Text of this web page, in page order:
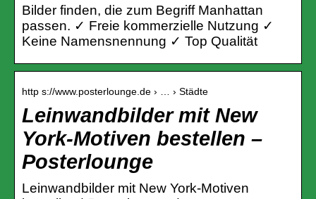
Bilder finden, die zum Begriff Manhattan
passen. ✓ Freie kommerzielle Nutzung ✓
Keine Namensnennung ✓ Top Qualität
http s://www.posterlounge.de › … › Städte
Leinwandbilder mit New
York-Motiven bestellen –
Posterlounge
Leinwandbilder mit New York-Motiven